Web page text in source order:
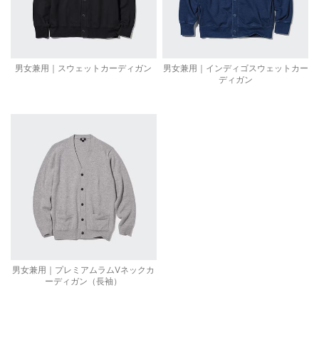
男女兼用｜スウェットカーディガン
男女兼用｜インディゴスウェットカー
ディガン
男女兼用｜プレミアムラムVネックカ
ーディガン（長袖）